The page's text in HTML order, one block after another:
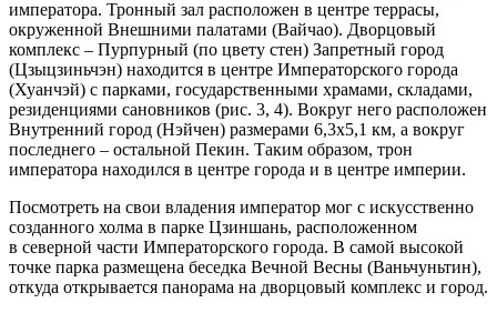
императора. Тронный зал расположен в центре террасы,
окруженной Внешними палатами (Вайчао). Дворцовый
комплекс – Пурпурный (по цвету стен) Запретный город
(Цзыцзиньчэн) находится в центре Императорского города
(Хуанчэй) с парками, государственными храмами, складами,
резиденциями сановников (рис. 3, 4). Вокруг него расположен
Внутренний город (Нэйчен) размерами 6,3x5,1 км, а вокруг
последнего – остальной Пекин. Таким образом, трон
императора находился в центре города и в центре империи.
Посмотреть на свои владения император мог с искусственно
созданного холма в парке Цзиншань, расположенном
в северной части Императорского города. В самой высокой
точке парка размещена беседка Вечной Весны (Ваньчуньтин),
откуда открывается панорама на дворцовый комплекс и город.